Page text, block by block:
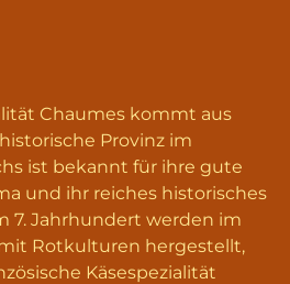
Chaumes kommt aus
Provinz im
ist bekannt für ihre gute
und ihr reiches historisches
7. Jahrhundert werden im
Rotkulturen hergestellt,
Käsespezialität